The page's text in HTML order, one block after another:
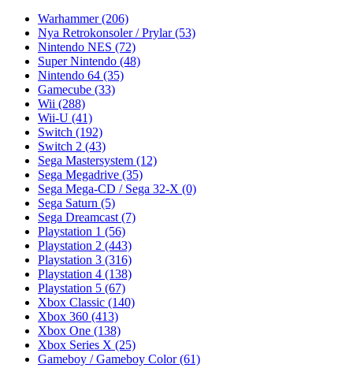
Warhammer(206)
Nya Retrokonsoler / Prylar(53)
Nintendo NES (72)
Super Nintendo (48)
Nintendo 64 (35)
Gamecube (33)
Wii (288)
Wii-U (41)
Switch (192)
Switch 2 (43)
Sega Mastersystem (12)
Sega Megadrive (35)
Sega Mega-CD / Sega 32-X (0)
Sega Saturn (5)
Sega Dreamcast (7)
Playstation 1 (56)
Playstation 2 (443)
Playstation 3 (316)
Playstation 4 (138)
Playstation 5 (67)
Xbox Classic (140)
Xbox 360 (413)
Xbox One (138)
Xbox Series X (25)
Gameboy / Gameboy Color(61)